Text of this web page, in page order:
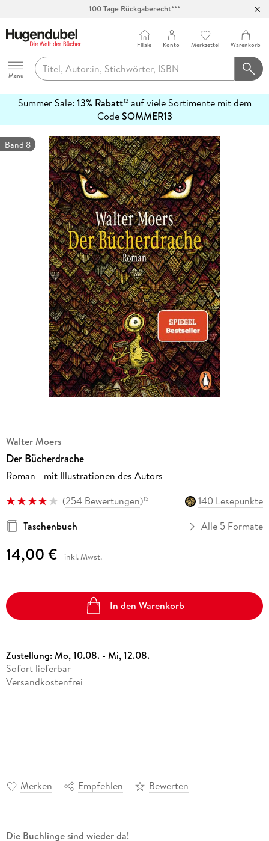
100 Tage Rückgaberecht***
Hugendubel
Menu
Filiale Konto Merkzettel Warenkorb
Summer Sale: 13% Rabatt12auf viele Sortimente mit dem
CodeSOMMER13
erfahren
Band 8
Walter Moers
Der Bücherdrache
Roman - mit Illustrationen des Autors
(254 Bewertungen)15
140 Lesepunkte
Taschenbuch
Alle 5 Formate
14,00 € inkl. Mwst.
In den Warenkorb
Zustellung:Mo, 10.08. - Mi, 12.08.
Sofort lieferbar
Versandkostenfrei
Merken Empfehlen Bewerten
Die Buchlinge sind wieder da!